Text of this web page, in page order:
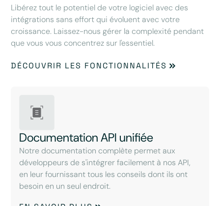
Libérez tout le potentiel de votre logiciel avec des
intégrations sans effort qui évoluent avec votre
croissance. Laissez-nous gérer la complexité pendant
que vous vous concentrez sur l'essentiel.
DÉCOUVRIR LES FONCTIONNALITÉS
Documentation API unifiée
Notre documentation complète permet aux
développeurs de s'intégrer facilement à nos API,
en leur fournissant tous les conseils dont ils ont
besoin en un seul endroit.